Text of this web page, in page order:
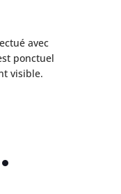
avec
ponctuel
visible.